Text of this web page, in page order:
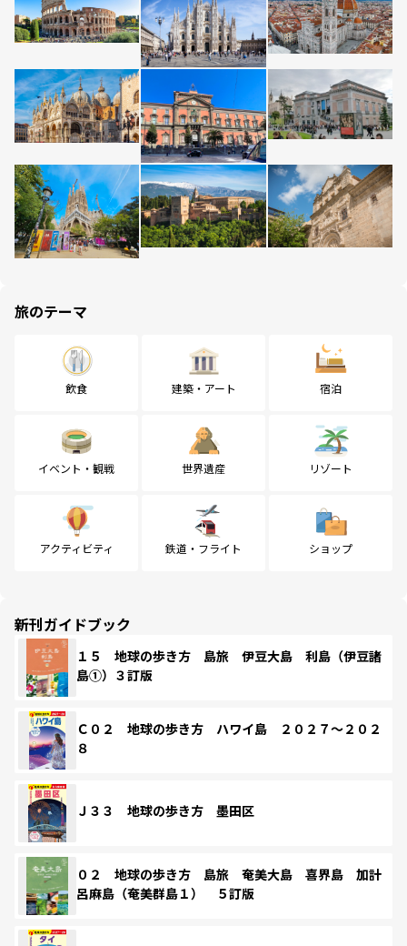
旅のテーマ
飲食 建築・アート 宿泊
イベント・観戦 世界遺産 リゾート
アクティビティ 鉄道・フライト ショップ
新刊ガイドブック
１５ 地球の歩き方 島旅 伊豆大島 利島（伊豆諸
島①）３訂版
Ｃ０２ 地球の歩き方 ハワイ島 ２０２７～２０２
８
Ｊ３３ 地球の歩き方 墨田区
０２ 地球の歩き方 島旅 奄美大島 喜界島 加計
呂麻島（奄美群島１） ５訂版